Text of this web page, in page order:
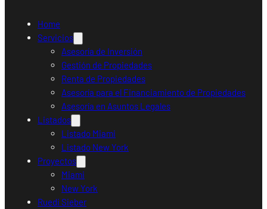
Home
Servicios
Asesoría de Inversión
Gestión de Propiedades
Renta de Propiedades
Asesoría para el Financiamiento de Propiedades
Asesoría en Asuntos Legales
Listados
Listado Miami
Listado New York
Proyectos
Miami
New York
Ruedi Sieber